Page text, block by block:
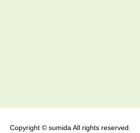
Copyright © sumida All rights reserved.